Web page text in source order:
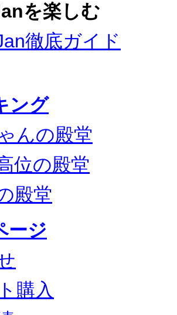
を楽しむ
徹底ガイド
ング
んの殿堂
位の殿堂
殿堂
ージ
購入